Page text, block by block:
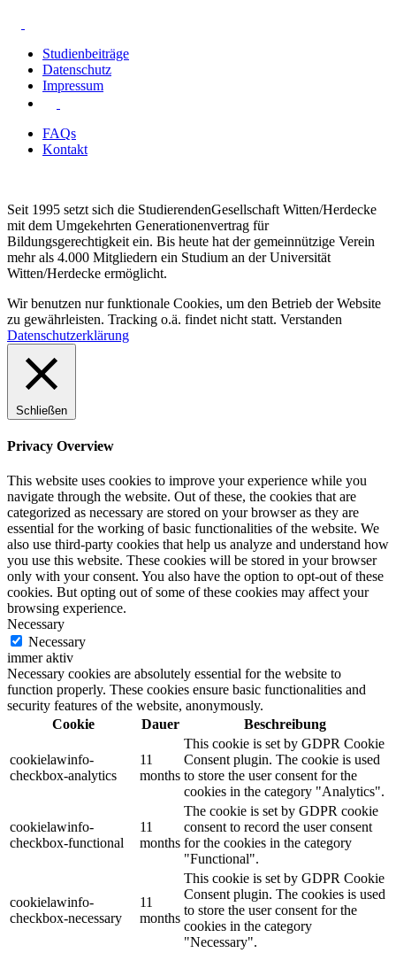
Studienbeiträge
Datenschutz
Impressum
FAQs
Kontakt
Seit 1995 setzt sich die StudierendenGesellschaft Witten/Herdecke
mit dem Umgekehrten Generationenvertrag für
Bildungsgerechtigkeit ein. Bis heute hat der gemeinnützige Verein
mehr als 4.000 Mitgliedern ein Studium an der Universität
Witten/Herdecke ermöglicht.
Wir benutzen nur funktionale Cookies, um den Betrieb der Website
zu gewährleisten. Tracking o.ä. findet nicht statt. Verstanden
Datenschutzerklärung
Schließen
Privacy Overview
This website uses cookies to improve your experience while you
navigate through the website. Out of these, the cookies that are
categorized as necessary are stored on your browser as they are
essential for the working of basic functionalities of the website. We
also use third-party cookies that help us analyze and understand how
you use this website. These cookies will be stored in your browser
only with your consent. You also have the option to opt-out of these
cookies. But opting out of some of these cookies may affect your
browsing experience.
Necessary
Necessary
immer aktiv
Necessary cookies are absolutely essential for the website to
function properly. These cookies ensure basic functionalities and
security features of the website, anonymously.
Cookie
Dauer Beschreibung
cookielawinfo-
checkbox-analytics
11
months
This cookie is set by GDPR Cookie
Consent plugin. The cookie is used
to store the user consent for the
cookies in the category "Analytics".
cookielawinfo-
checkbox-functional
11
months
The cookie is set by GDPR cookie
consent to record the user consent
for the cookies in the category
"Functional".
cookielawinfo-
checkbox-necessary
11
months
This cookie is set by GDPR Cookie
Consent plugin. The cookies is used
to store the user consent for the
cookies in the category
"Necessary".